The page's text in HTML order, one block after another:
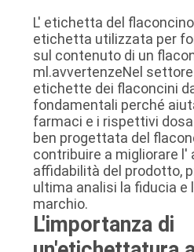
MAPPA
DEL
SITO
PRIVACY
POLICY
L' etichetta del
etichetta utilizzata per
sul contenuto di un
ml.avvertenzeNel
etichette dei flaconcini
fondamentali perché
farmaci e i rispettivi
ben progettata del
contribuire a migliorare l'
affidabilità del prodotto,
ultima analisi la fiducia e
marchio.
L'importanza di